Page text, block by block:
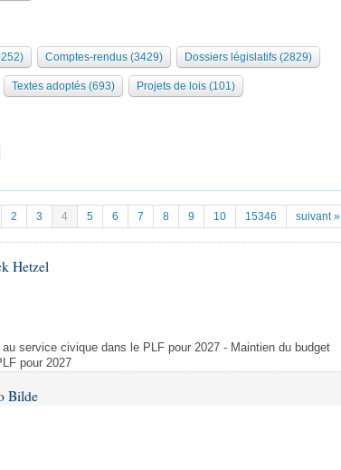
Comptes-rendus (3429) Dossiers législatifs (2829)
Textes adoptés (693) Projets de lois (101)
2 3 4 5 6 7 8 9 10 15346 suivant »
Hetzel
service civique dans le PLF pour 2027 - Maintien du budget
pour 2027
Bilde